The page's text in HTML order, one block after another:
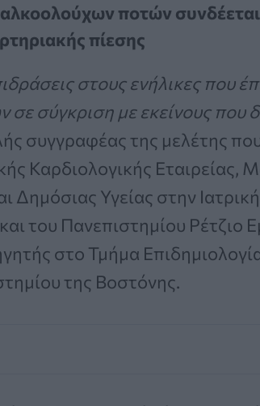
ποτών
πίεσης
στους ενήλικες που
σύγκριση με εκείνους που
συγγραφέας της μελέτης
Καρδιολογικής Εταιρείας,
Δημόσιας Υγείας στην
του Πανεπιστημίου Ρέτζιο
στο Τμήμα
της Βοστόνης.